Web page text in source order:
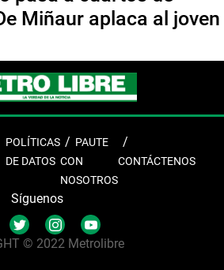
Miñaur aplaca al joven
POLÍTICAS
DE DATOS
PAUTE
CON
NOSOTROS
CONTÁCTENOS
Síguenos
© 2022 Metrolibre